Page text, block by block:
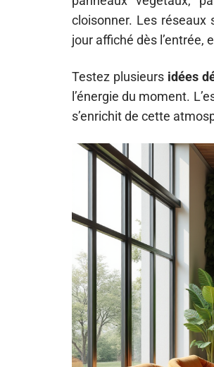
cloisonner. Les réseaux
jour affiché dès l’entrée,
Testez plusieurs idées
l’énergie du moment.
s’enrichit de cette